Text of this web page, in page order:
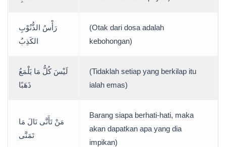
رَأْسُ الذُّنُوْبِ
الكَذِبُ
(Otak dari dosa adalah
kebohongan)
لَيْسَ كُلُّ مَا يَلْمَعُ
ذَهَبًا
(Tidaklah setiap yang berkilap itu
ialah emas)
مَنْ تَأَنَّى نَالَ مَا
تَمَنَّى
Barang siapa berhati-hati, maka
akan dapatkan apa yang dia
impikan)